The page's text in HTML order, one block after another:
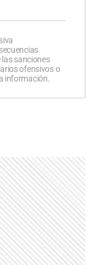
las sanciones
ofensivos o
información.